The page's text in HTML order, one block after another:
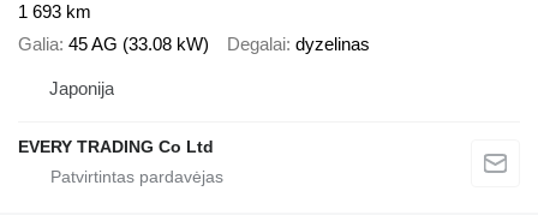
1 693 km
Galia 45 AG (33.08 kW) Degalai dyzelinas
Japonija
EVERY TRADING Co Ltd